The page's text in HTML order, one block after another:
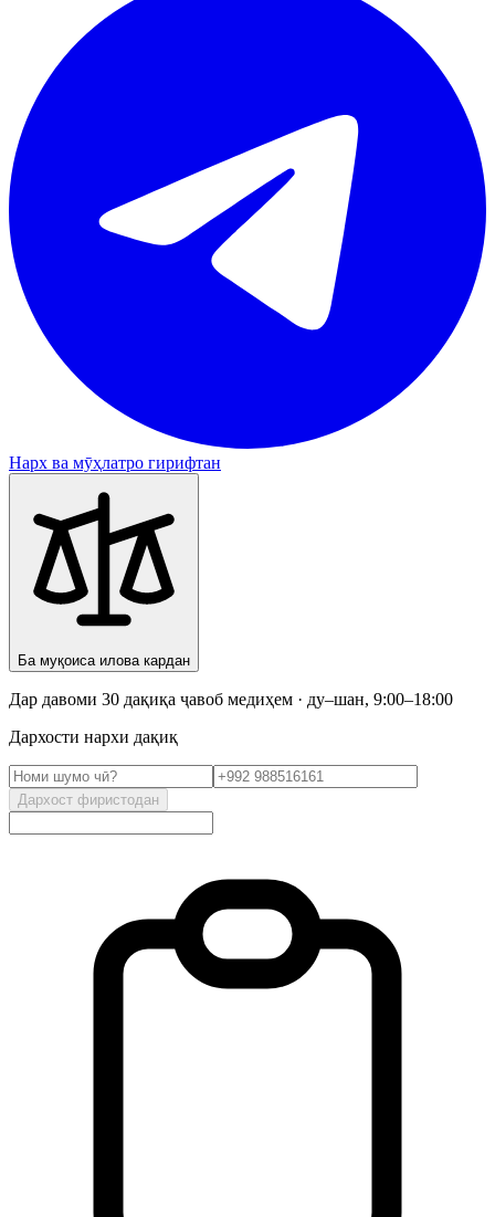
Нарх ва мӯҳлатро гирифтан
Ба муқоиса илова кардан
Дар давоми 30 дақиқа ҷавоб медиҳем · ду–шан, 9:00–18:00
Дархости нархи дақиқ
Дархост фиристодан